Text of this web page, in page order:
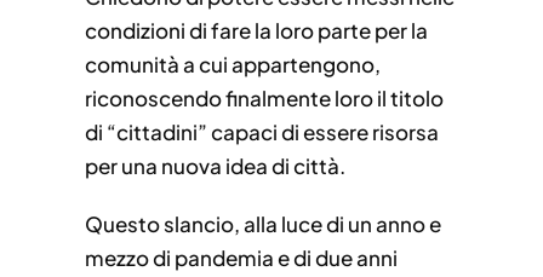
condizioni di fare la loro parte per la
comunità a cui appartengono,
riconoscendo finalmente loro il titolo
di “cittadini” capaci di essere risorsa
per una nuova idea di città.
Questo slancio, alla luce di un anno e
mezzo di pandemia e di due anni